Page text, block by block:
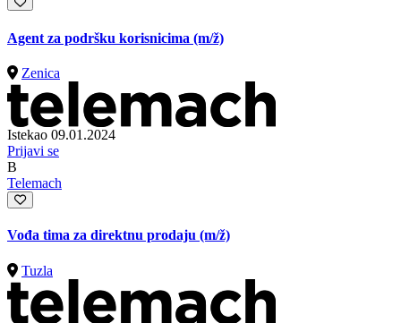
Agent za podršku korisnicima (m/ž)
Zenica
Istekao 09.01.2024
Prijavi se
B
Telemach
Vođa tima za direktnu prodaju (m/ž)
Tuzla